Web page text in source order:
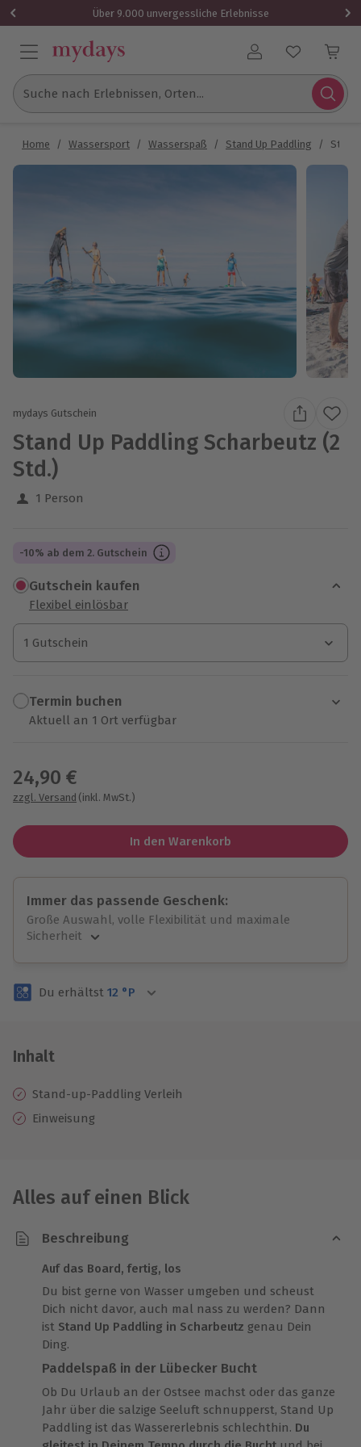
Über 9.000 unvergessliche Erlebnisse
Benutzerkonto
Suche nach Erlebnissen, Orten...
Home / Wassersport / Wasserspaß / Stand Up Paddling / Stand
mydays Gutschein
Stand Up Paddling Scharbeutz (2
Std.)
1 Person
-10% ab dem 2. Gutschein
Gutschein kaufen
Flexibel einlösbar
1 Gutschein
1 Gutschein
1 Gutschein
Termin buchen
Aktuell an 1 Ort verfügbar
24,90 €
zzgl. Versand (inkl. MwSt.)
In den Warenkorb
Immer das passende Geschenk:
Große Auswahl, volle Flexibilität und maximale
Sicherheit
Volle Flexibilität
3 Jahre gültig & verlängerbar.
Du erhältst 12 °P
Inhalt
Stand-up-Paddling Verleih
Einweisung
Alles auf einen Blick
Beschreibung
Auf das Board, fertig, los
Du bist gerne von Wasser umgeben und scheust
Dich nicht davor, auch mal nass zu werden? Dann
ist Stand Up Paddling in Scharbeutz genau Dein
Ding.
Paddelspaß in der Lübecker Bucht
Ob Du Urlaub an der Ostsee machst oder das ganze
Jahr über die salzige Seeluft schnupperst, Stand Up
Paddling ist das Wassererlebnis schlechthin. Du